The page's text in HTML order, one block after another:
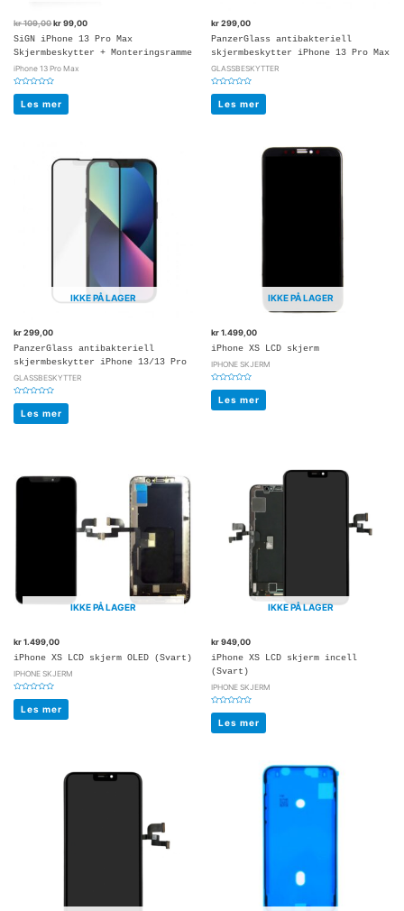
kr109,00kr99,00
SiGN iPhone 13 Pro Max
Skjermbeskytter + Monteringsramme
iPhone 13 Pro Max
av
5
Les mer
kr299,00
PanzerGlass antibakteriell
skjermbeskytter iPhone 13 Pro Max
GLASSBESKYTTER
av
5
Les mer
IKKE PÅ LAGER
kr299,00
PanzerGlass antibakteriell
skjermbeskytter iPhone 13/13 Pro
GLASSBESKYTTER
av
5
Les mer
IKKE PÅ LAGER
kr1.499,00
iPhone XS LCD skjerm
IPHONE SKJERM
av
5
Les mer
IKKE PÅ LAGER
kr1.499,00
iPhone XS LCD skjerm OLED (Svart)
IPHONE SKJERM
Vurdert
av
5
Les mer
IKKE PÅ LAGER
kr949,00
iPhone XS LCD skjerm incell
(Svart)
IPHONE SKJERM
Vurdert
av
5
Les mer